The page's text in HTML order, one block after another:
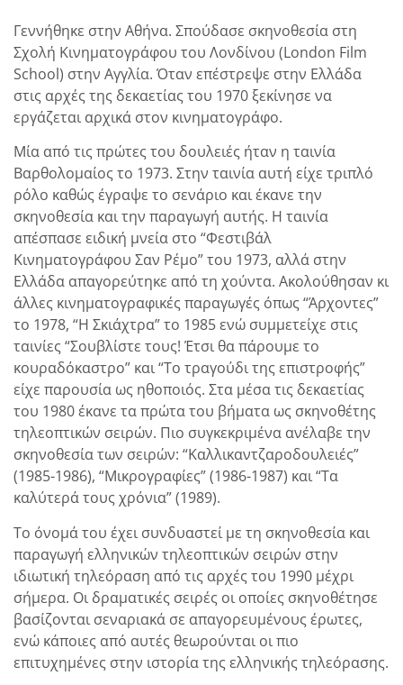
Γεννήθηκε στην Αθήνα. Σπούδασε σκηνοθεσία στη
Σχολή Κινηματογράφου του Λονδίνου (London Film
School) στην Αγγλία. Όταν επέστρεψε στην Ελλάδα
στις αρχές της δεκαετίας του 1970 ξεκίνησε να
εργάζεται αρχικά στον κινηματογράφο.
Μία από τις πρώτες του δουλειές ήταν η ταινία
Βαρθολομαίος το 1973. Στην ταινία αυτή είχε τριπλό
ρόλο καθώς έγραψε το σενάριο και έκανε την
σκηνοθεσία και την παραγωγή αυτής. Η ταινία
απέσπασε ειδική μνεία στο “Φεστιβάλ
Κινηματογράφου Σαν Ρέμο” του 1973, αλλά στην
Ελλάδα απαγορεύτηκε από τη χούντα. Ακολούθησαν κι
άλλες κινηματογραφικές παραγωγές όπως “Άρχοντες”
το 1978, “Η Σκιάχτρα” το 1985 ενώ συμμετείχε στις
ταινίες “Σουβλίστε τους! Έτσι θα πάρουμε το
κουραδόκαστρο” και “Το τραγούδι της επιστροφής”
είχε παρουσία ως ηθοποιός. Στα μέσα τις δεκαετίας
του 1980 έκανε τα πρώτα του βήματα ως σκηνοθέτης
τηλεοπτικών σειρών. Πιο συγκεκριμένα ανέλαβε την
σκηνοθεσία των σειρών: “Καλλικαντζαροδουλειές”
(1985-1986), “Μικρογραφίες” (1986-1987) και “Τα
καλύτερά τους χρόνια” (1989).
Το όνομά του έχει συνδυαστεί με τη σκηνοθεσία και
παραγωγή ελληνικών τηλεοπτικών σειρών στην
ιδιωτική τηλεόραση από τις αρχές του 1990 μέχρι
σήμερα. Οι δραματικές σειρές οι οποίες σκηνοθέτησε
βασίζονται σεναριακά σε απαγορευμένους έρωτες,
ενώ κάποιες από αυτές θεωρούνται οι πιο
επιτυχημένες στην ιστορία της ελληνικής τηλεόρασης.